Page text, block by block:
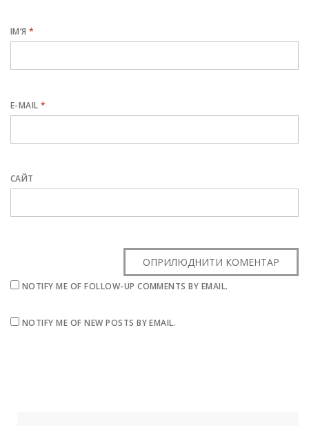
ІМ’Я*
E-MAIL*
САЙТ
NOTIFY ME OF FOLLOW-UP COMMENTS BY EMAIL.
NOTIFY ME OF NEW POSTS BY EMAIL.